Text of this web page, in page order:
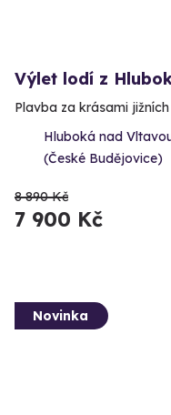
Výlet lodí z
Plavba za krásami jižních
Hluboká nad
(České Budějovice)
8 890 Kč
7 900 Kč
Novinka